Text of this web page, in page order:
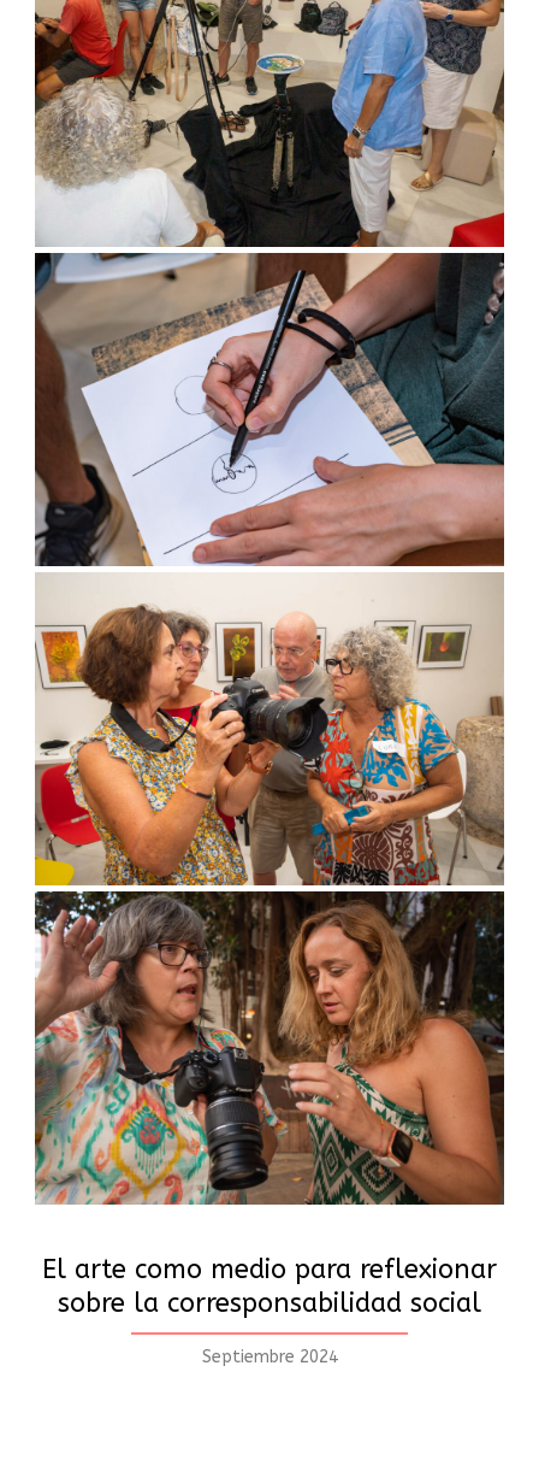
El arte como medio para reflexionar
sobre la corresponsabilidad social
Septiembre 2024